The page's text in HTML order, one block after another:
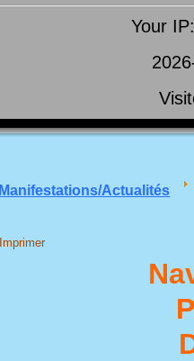
Your
Manifestations/Actualités
Imprimer